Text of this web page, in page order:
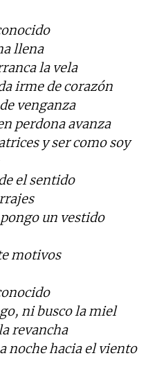
llena
la vela
irme de corazón
venganza
perdona avanza
y ser como soy
el sentido
un vestido
motivos
ni busco la miel
revancha
noche hacia el viento